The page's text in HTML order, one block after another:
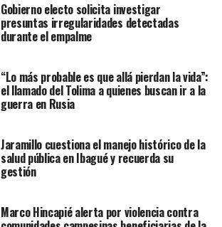
Gobierno electo solicita investigar
presuntas irregularidades detectadas
durante el empalme
“Lo más probable es que allá pierdan la vida”:
el llamado del Tolima a quienes buscan ir a la
guerra en Rusia
Jaramillo cuestiona el manejo histórico de la
salud pública en Ibagué y recuerda su
gestión
Marco Hincapié alerta por violencia contra